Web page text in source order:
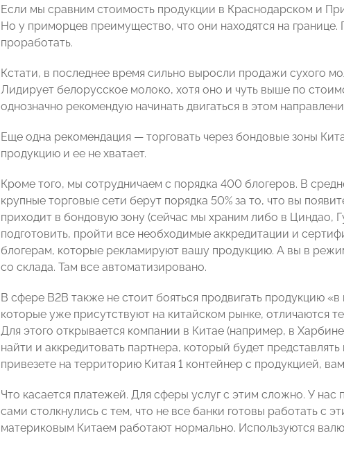
Если мы сравним стоимость продукции в Краснодарском и
Но у приморцев преимущество, что они находятся на
проработать.
Кстати, в последнее время сильно выросли продажи сухого
Лидирует белорусское молоко, хотя оно и чуть выше по
однозначно рекомендую начинать двигаться в этом
Еще одна рекомендация — торговать через бондовые зоны
продукцию и ее не хватает.
Кроме того, мы сотрудничаем с порядка 400 блогеров. В
крупные торговые сети берут порядка 50% за то, что вы
приходит в бондовую зону (сейчас мы храним либо в Циндао,
подготовить, пройти все необходимые аккредитации и
блогерам, которые рекламируют вашу продукцию. А вы в
со склада. Там все автоматизировано.
В сфере B2B также не стоит бояться продвигать продукцию
которые уже присутствуют на китайском рынке, отличаются
Для этого открывается компании в Китае (например, в
найти и аккредитовать партнера, который будет
привезете на территорию Китая 1 контейнер с продукцией,
Что касается платежей. Для сферы услуг с этим сложно. У
сами столкнулись с тем, что не все банки готовы работать с
материковым Китаем работают нормально. Используются